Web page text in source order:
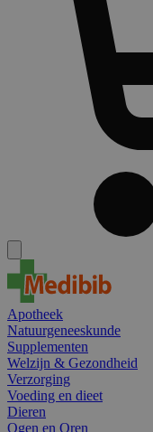
Apotheek
Natuurgeneeskunde
Supplementen
Welzijn & Gezondheid
Verzorging
Voeding en dieet
Dieren
Ogen en Oren